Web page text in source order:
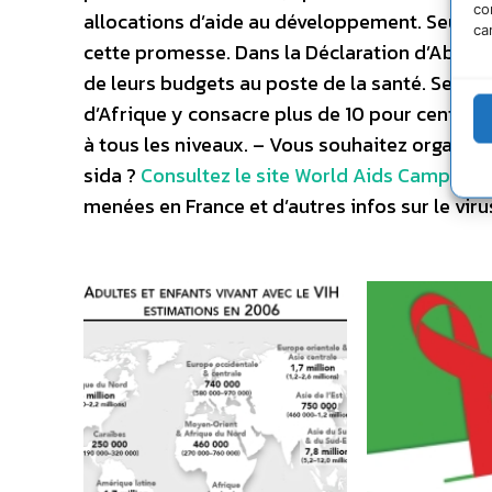
allocations d’aide au développement. Seuls
cette promesse. Dans la Déclaration
de leurs budgets au poste de la santé.
d’Afrique y consacre plus de 10 pour cent.
à tous les niveaux. – Vous souhaitez
sida ? Consultez le site World Aids Campaign
menées en France et d’autres infos sur le